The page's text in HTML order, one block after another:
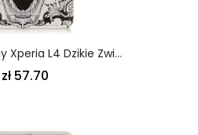
Pokrowce Sony Xperia L4 Dzikie Zwierzęta
zł 57.70